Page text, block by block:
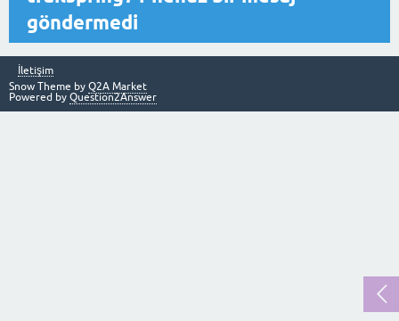
göndermedi
İletişim
Snow Theme by Q2A Market
Powered by Question2Answer